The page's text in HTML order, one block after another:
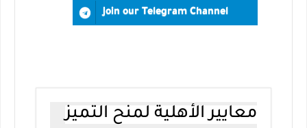
Join our Telegram Channel
معايير الأهلية لمنح التميز